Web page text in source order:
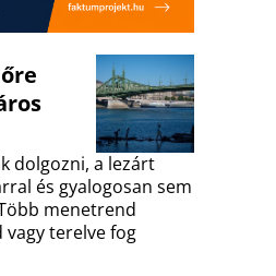
dolgozni, a lezárt
és gyalogosan sem
menetrend
terelve fog